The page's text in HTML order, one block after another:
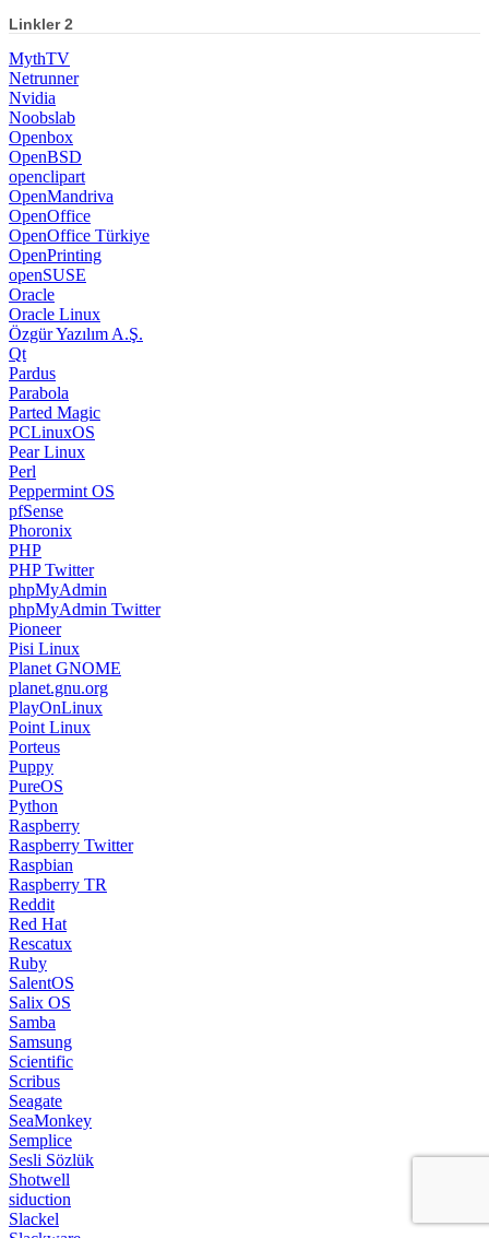
Linkler 2
MythTV
Netrunner
Nvidia
Noobslab
Openbox
OpenBSD
openclipart
OpenMandriva
OpenOffice
OpenOffice Türkiye
OpenPrinting
openSUSE
Oracle
Oracle Linux
Özgür Yazılım A.Ş.
Qt
Pardus
Parabola
Parted Magic
PCLinuxOS
Pear Linux
Perl
Peppermint OS
pfSense
Phoronix
PHP
PHP Twitter
phpMyAdmin
phpMyAdmin Twitter
Pioneer
Pisi Linux
Planet GNOME
planet.gnu.org
PlayOnLinux
Point Linux
Porteus
Puppy
PureOS
Python
Raspberry
Raspberry Twitter
Raspbian
Raspberry TR
Reddit
Red Hat
Rescatux
Ruby
SalentOS
Salix OS
Samba
Samsung
Scientific
Scribus
Seagate
SeaMonkey
Semplice
Sesli Sözlük
Shotwell
siduction
Slackel